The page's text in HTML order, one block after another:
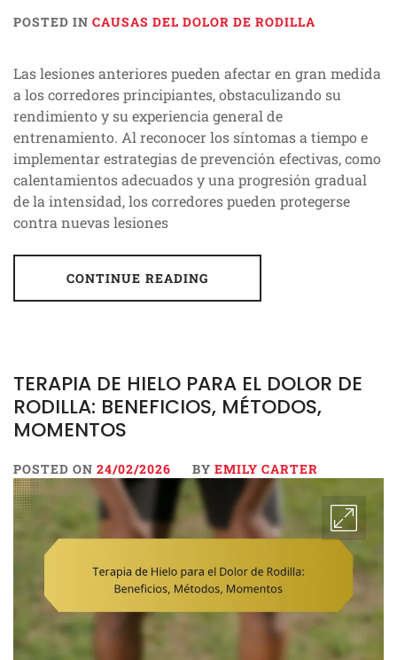
POSTED IN CAUSAS DEL DOLOR DE RODILLA
Las lesiones anteriores pueden afectar en gran medida
a los corredores principiantes, obstaculizando su
rendimiento y su experiencia general de
entrenamiento. Al reconocer los síntomas a tiempo e
implementar estrategias de prevención efectivas, como
calentamientos adecuados y una progresión gradual
de la intensidad, los corredores pueden protegerse
contra nuevas lesiones
CONTINUE READING
TERAPIA DE HIELO PARA EL DOLOR DE
RODILLA: BENEFICIOS, MÉTODOS,
MOMENTOS
POSTED ON 24/02/2026 BY EMILY CARTER